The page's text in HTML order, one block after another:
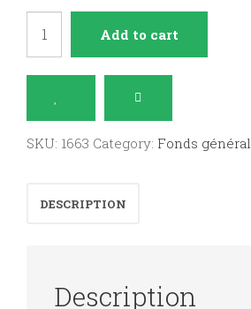
d'Aujourd'hui
quantity
Add to cart
SKU: 1663 Category: Fonds général
DESCRIPTION
Description